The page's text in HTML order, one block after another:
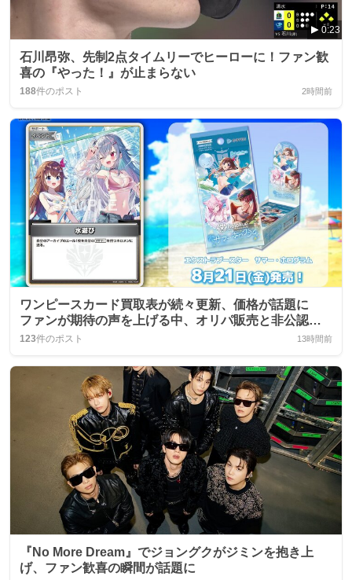
0:23
石川昂弥、先制2点タイムリーでヒーローに！ファン歓
喜の『やった！』が止まらない
188件のポスト 2時間前
ワンピースカード買取表が続々更新、価格が話題に
ファンが期待の声を上げる中、オリパ販売と非公認大
会も同時告知
123件のポスト 13時間前
『No More Dream』でジョングクがジミンを抱き上
げ、ファン歓喜の瞬間が話題に